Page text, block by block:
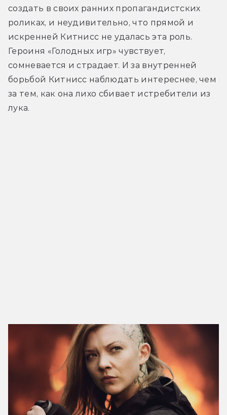
создать в своих ранних пропагандистских
роликах, и неудивительно, что прямой и
искренней Китнисс не удалась эта роль.
Героиня «Голодных игр» чувствует,
сомневается и страдает. И за внутренней
борьбой Китнисс наблюдать интереснее, чем
за тем, как она лихо сбивает истребители из
лука.